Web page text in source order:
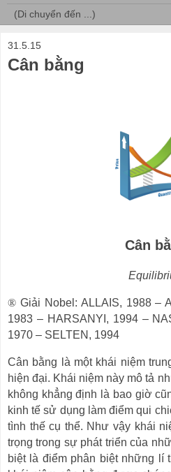
31.5.15
Cân bằng
Cân
® Giải Nobel: ALLAIS, 1988–
1983 –HARSANYI, 1994 –
1970 – SELTEN, 1994
Cân bằng là một khái niệm
hiện đại. Khái niệm này mô tả
không khẳng định là bao giờ
kinh tế sử dụng làm điểm qui
tình thế cụ thể. Như vậy khái
trọng trong sự phát triển của
biệt là điểm phân biệt những lí